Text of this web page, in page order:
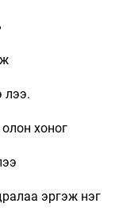
лээ.
хоног
эргэж нэг